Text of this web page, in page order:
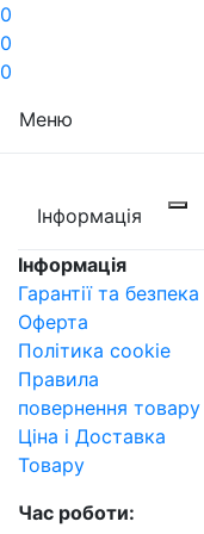
0
0
0
Меню
Інформація
Інформація
Гарантії та безпека
Оферта
Політика cookie
Правила
повернення товару
Ціна і Доставка
Товару
Час роботи: